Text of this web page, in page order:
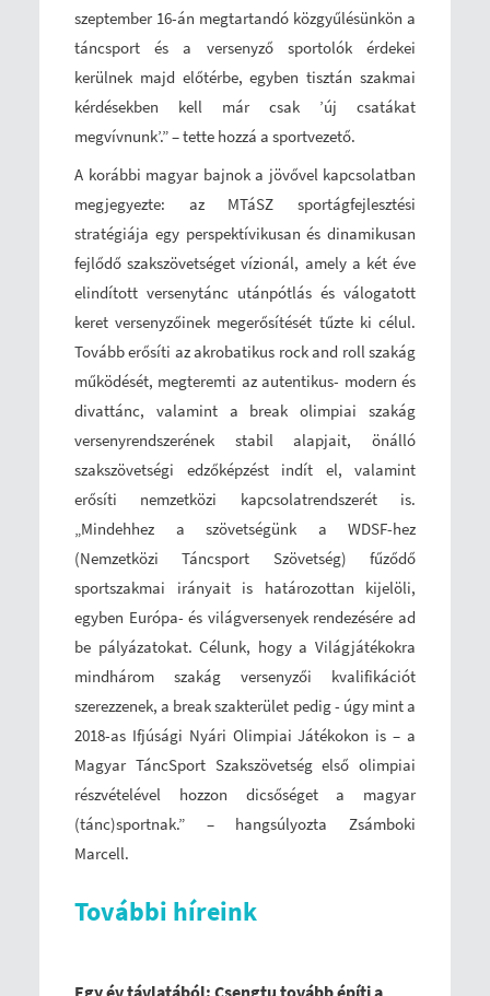
szeptember 16-án megtartandó közgyűlésünkön a
táncsport és a versenyző sportolók érdekei
kerülnek majd előtérbe, egyben tisztán szakmai
kérdésekben kell már csak ’új csatákat
megvívnunk’.” – tette hozzá a sportvezető.
A korábbi magyar bajnok a jövővel kapcsolatban
megjegyezte: az MTáSZ sportágfejlesztési
stratégiája egy perspektívikusan és dinamikusan
fejlődő szakszövetséget vízionál, amely a két éve
elindított versenytánc utánpótlás és válogatott
keret versenyzőinek megerősítését tűzte ki célul.
Tovább erősíti az akrobatikus rock and roll szakág
működését, megteremti az autentikus- modern és
divattánc, valamint a break olimpiai szakág
versenyrendszerének stabil alapjait, önálló
szakszövetségi edzőképzést indít el, valamint
erősíti nemzetközi kapcsolatrendszerét is.
„Mindehhez a szövetségünk a WDSF-hez
(Nemzetközi Táncsport Szövetség) fűződő
sportszakmai irányait is határozottan kijelöli,
egyben Európa- és világversenyek rendezésére ad
be pályázatokat. Célunk, hogy a Világjátékokra
mindhárom szakág versenyzői kvalifikációt
szerezzenek, a break szakterület pedig - úgy mint a
2018-as Ifjúsági Nyári Olimpiai Játékokon is – a
Magyar TáncSport Szakszövetség első olimpiai
részvételével hozzon dicsőséget a magyar
(tánc)sportnak.” – hangsúlyozta Zsámboki
Marcell.
További híreink
Egy év távlatából: Csengtu tovább építi a